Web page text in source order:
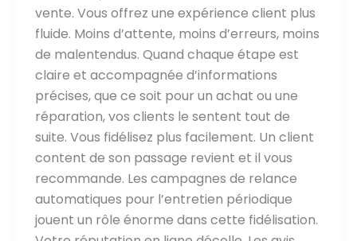
vente. Vous offrez une expérience client plus
fluide. Moins d’attente, moins d’erreurs, moins
de malentendus. Quand chaque étape est
claire et accompagnée d’informations
précises, que ce soit pour un achat ou une
réparation, vos clients le sentent tout de
suite. Vous fidélisez plus facilement. Un client
content de son passage revient et il vous
recommande. Les campagnes de relance
automatiques pour l’entretien périodique
jouent un rôle énorme dans cette fidélisation.